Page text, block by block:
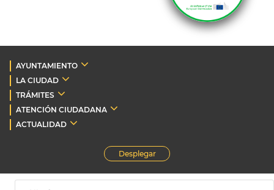
AYUNTAMIENTO
LA CIUDAD
TRÁMITES
ATENCIÓN CIUDADANA
ACTUALIDAD
Desplegar